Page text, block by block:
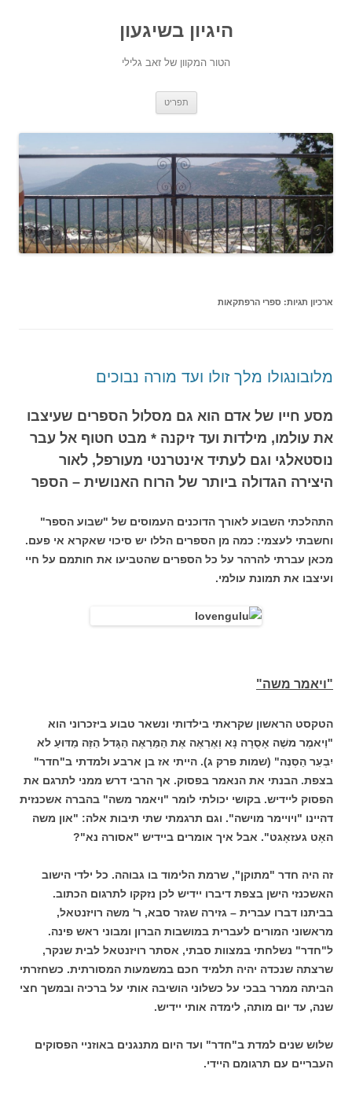
היגיון בשיגעון
הטור המקוון של זאב גלילי
תפריט
ארכיון תגיות: ספרי הרפתקאות
מלובונגולו מלך זולו ועד מורה נבוכים
מסע חייו של אדם הוא גם מסלול הספרים שעיצבו
את עולמו, מילדות ועד זיקנה * מבט חטוף אל עבר
נוסטאלגי וגם לעתיד אינטרנטי מעורפל, לאור
היצירה הגדולה ביותר של הרוח האנושית – הספר
התהלכתי השבוע לאורך הדוכנים העמוסים של "שבוע הספר"
וחשבתי לעצמי: כמה מן הספרים הללו יש סיכוי שאקרא אי פעם.
מכאן עברתי להרהר על כל הספרים שהטביעו את חותמם על חיי
ועיצבו את תמונת עולמי.
"ויאמר משה"
הטקסט הראשון שקראתי בילדותי ונשאר טבוע ביזכרוני הוא
"וַיאמֶר משֶׁה אָסֻרָה נָּא וְאֶרְאֶה אֶת הַמַּרְאֶה הַגָּדל הַזֶּה מַדּוּעַ לא
יִבְעַר הַסְּנֶה" (שמות פרק ג). הייתי אז בן ארבע ולמדתי ב"חדר"
בצפת. הבנתי את הנאמר בפסוק. אך הרבי דרש ממני לתרגם את
הפסוק ליידיש. בקושי יכולתי לומר "ויאמר משה" בהברה אשכנזית
דהיינו "ויויימר מוישה". וגם תרגמתי שתי תיבות אלה: "און משה
האָט געזאָגט". אבל איך אומרים ביידיש "אסורה נא"?
זה היה חדר "מתוקן", שרמת הלימוד בו גבוהה. כל ילדי הישוב
האשכנזי הישן בצפת דיברו יידיש לכן נזקקו לתרגום הכתוב.
בביתנו דברו עברית – גזירה שגזר סבא, ר' משה רויזנטאל,
מראשוני המורים לעברית במושבות הברון ומבוני ראש פינה.
ל"חדר" נשלחתי במצוות סבתי, אסתר רויזנטאל לבית שנקר,
שרצתה שנכדה יהיה תלמיד חכם במשמעות המסורתית. כשחזרתי
הביתה ממרר בבכי על כשלוני הושיבה אותי על ברכיה ובמשך חצי
שנה, עד יום מותה, לימדה אותי יידיש.
שלוש שנים למדת ב"חדר" ועד היום מתנגנים באוזניי הפסוקים
העבריים עם תרגומם היידי.